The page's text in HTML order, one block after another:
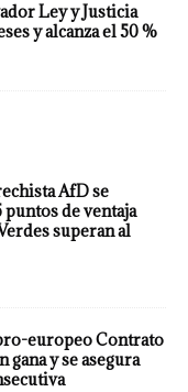
Ley y Justicia
y alcanza el 50 %
AfD se
de ventaja
superan al
europeo Contrato
y se asegura